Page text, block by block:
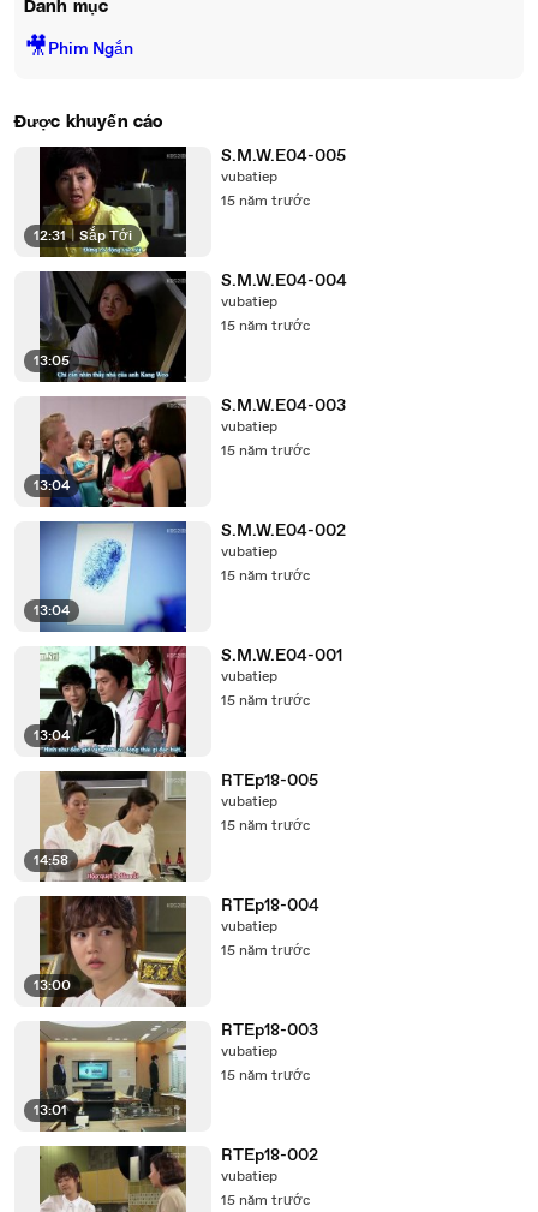
Danh mục
🎥Phim Ngắn
Được khuyến cáo
12:31 | Sắp Tới
S.M.W.E04-005
vubatiep
15 năm trước
13:05
S.M.W.E04-004
vubatiep
15 năm trước
13:04
S.M.W.E04-003
vubatiep
15 năm trước
13:04
S.M.W.E04-002
vubatiep
15 năm trước
13:04
S.M.W.E04-001
vubatiep
15 năm trước
14:58
RTEp18-005
vubatiep
15 năm trước
13:00
RTEp18-004
vubatiep
15 năm trước
13:01
RTEp18-003
vubatiep
15 năm trước
RTEp18-002
vubatiep
15 năm trước